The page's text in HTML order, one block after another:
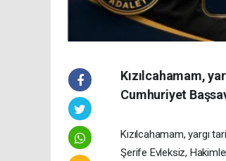
Kızılcahamam,
Cumhuriyet
Kızılcahamam, yargı
Şerife Evleksiz,